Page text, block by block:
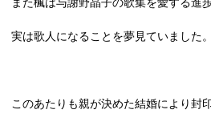
実は歌人になることを夢見ていました。
このあたりも親が決めた結婚により封